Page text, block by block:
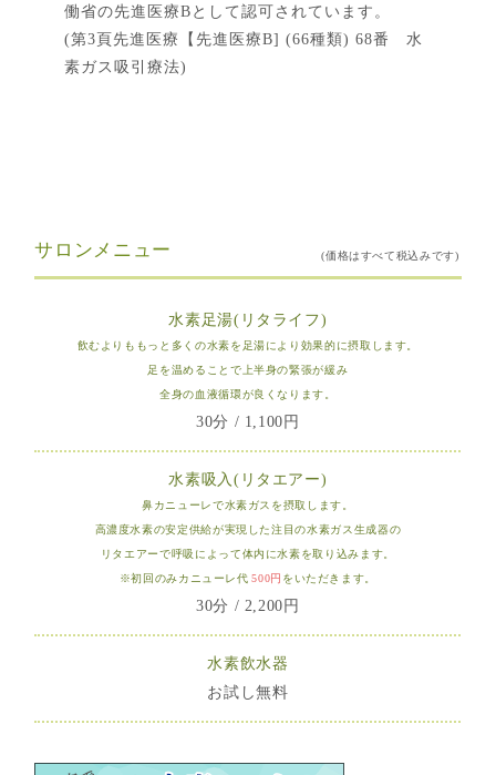
働省の先進医療Bとして認可されています。
(第3頁先進医療【先進医療B] (66種類) 68番 水
素ガス吸引療法)
サロンメニュー
水素足湯(リタライフ)
飲むよりももっと多くの水素を足湯により効果的に摂取します。
足を温めることで上半身の緊張が緩み
全身の血液循環が良くなります。
30分 / 1,100円
水素吸入(リタエアー)
鼻カニューレで水素ガスを摂取します。
高濃度水素の安定供給が実現した注目の水素ガス生成器の
リタエアーで呼吸によって体内に水素を取り込みます。
※初回のみカニューレ代500円 をいただきます。
30分 / 2,200円
水素飲水器
お試し無料